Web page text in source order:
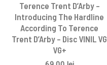
Terence Trent D’Arby –
Introducing The Hardline
According To Terence
Trent D’Arby – Disc VINIL VG
VG+